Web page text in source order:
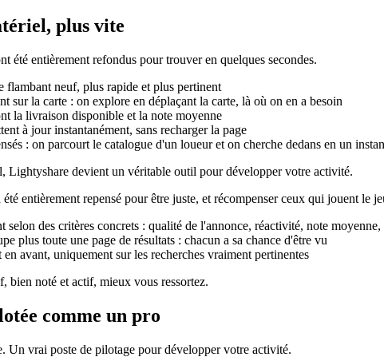
plus vite
été entièrement refondus pour trouver en quelques secondes.
flambant neuf, plus rapide et plus pertinent
sur la carte : on explore en déplaçant la carte, là où on en a besoin
la livraison disponible et la note moyenne
à jour instantanément, sans recharger la page
: on parcourt le catalogue d'un loueur et on cherche dedans en un
Lightyshare devient un véritable outil pour développer votre activité.
entièrement repensé pour être juste, et récompenser ceux qui jouent le
selon des critères concrets : qualité de l'annonce, réactivité, note
plus toute une page de résultats : chacun a sa chance d'être vu
en avant, uniquement sur les recherches vraiment pertinentes
bien noté et actif, mieux vous ressortez.
comme un pro
Un vrai poste de pilotage pour développer votre activité.